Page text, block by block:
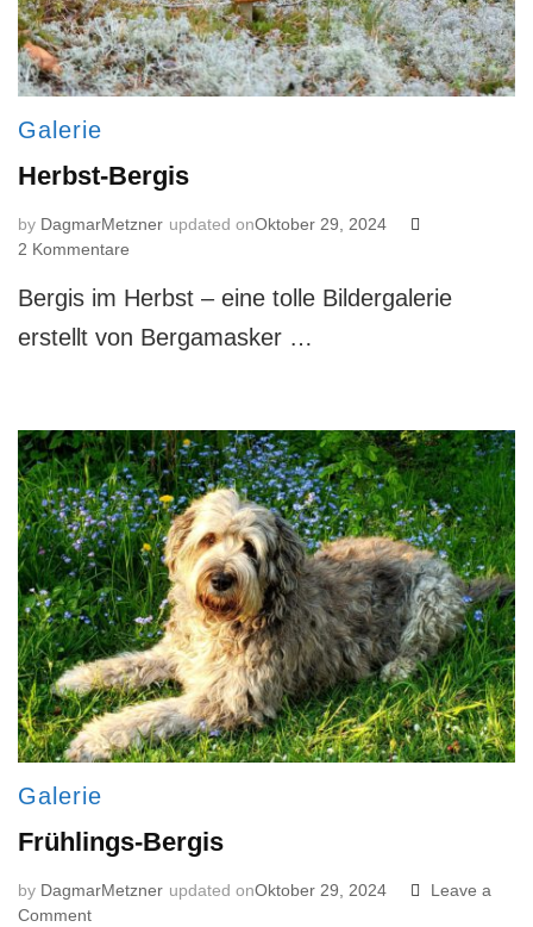
Galerie
Herbst-Bergis
by DagmarMetzner updated onOktober 29, 2024
2 Kommentare
Bergis
Bergis im Herbst – eine tolle Bildergalerie
erstellt von Bergamasker …
Galerie
Frühlings-Bergis
by DagmarMetzner updated onOktober 29, 2024
Leave a
Commenton